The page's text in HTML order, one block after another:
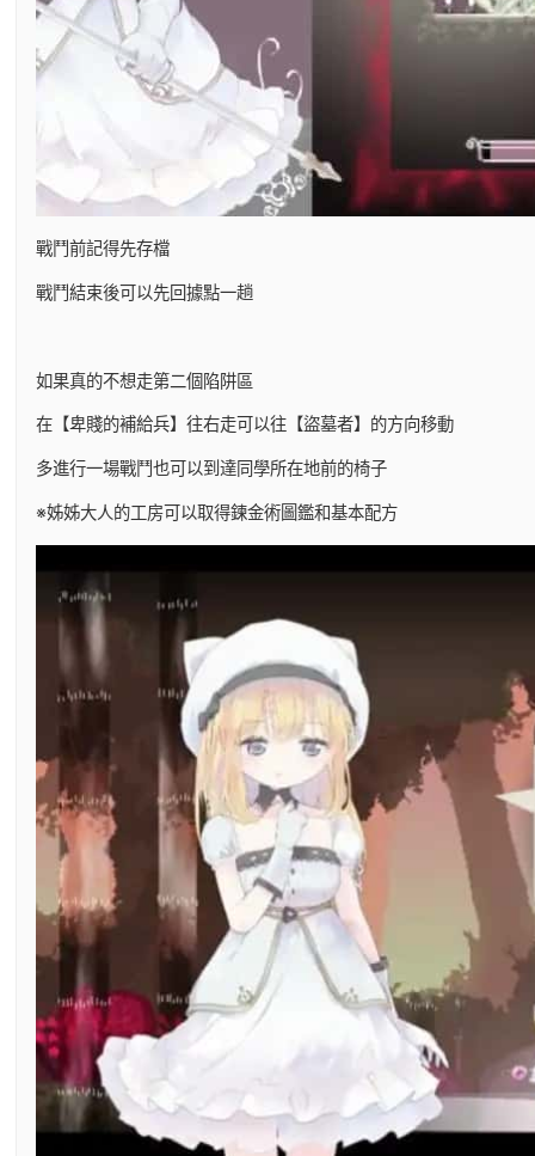
戰鬥前記得先存檔
戰鬥結束後可以先回據點一趟
如果真的不想走第二個陷阱區
在【卑賤的補給兵】往右走可以往【盜墓者】的方向移動
多進行一場戰鬥也可以到達同學所在地前的椅子
※姊姊大人的工房可以取得鍊金術圖鑑和基本配方